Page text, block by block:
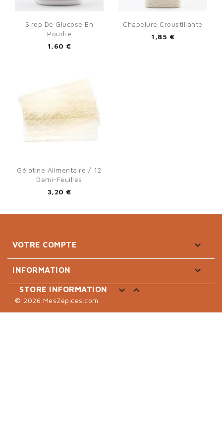
Sirop De Glucose En
Poudre
1,60 €
Chapelure Croustillante
1,85 €
Gélatine Alimentaire / 12
Demi-Feuilles
3,20 €
VOTRE COMPTE 
INFORMATION 
STORE INFORMATION  
© 2026 MesZépices.com